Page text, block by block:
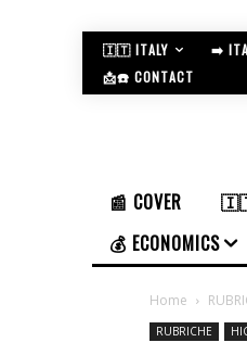
🇮🇹 ITALY ➡️
📩☎️ CONTACT
📰 COVER 🇮🇹
💰 ECONOMICS
Home
RUBRICHE